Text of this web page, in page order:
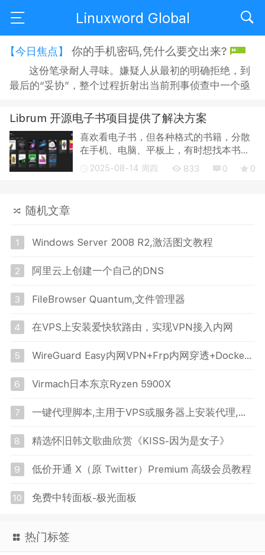
Linuxword Global
【今日焦点】 你的手机密码,凭什么要交出来?
这份笔录耐人寻味。嫌疑人从最初的明确拒绝，到
最后的“妥协”，整个过程折射出当前刑事侦查中一个亟
拒绝？拒绝之后，侦查人员又能采取何种方式“说服”？
在“思想教育”的名义下，嫌疑人的沉默权与隐私权究竟
获得了多大程度的保障？ 智能手机早已不是单纯的通讯
工具，它承...
Librum 开源电子书项目提供了解决方案
喜欢看电子书，但各种格式的书籍，分散
在手机、电脑、平板上，有时想找本书或
继续阅读，挺麻烦的。 这时候，发现
2025-08-14 周四 833 0 0
随机文章
1 Windows Server 2008 R2,激活图文教程
2 阿里云上创建一个自己的DNS
3 FileBrowser Quantum,文件管理器
4 在VPS上安装爱快软路由，实现VPN接入内网
5 WireGuard Easy内网VPN+Frp内网穿透+Docker搭建（完美教程）
6 Virmach日本东京Ryzen 5900X
7 一键代理脚本,主用于VPS或服务器上安装代理,美国使用 Reality 或 Hysteria2
8 精选怀旧韩文歌曲欣赏《KISS-因为是女子》
9 低价开通 X（原 Twitter）Premium 高级会员教程
10 免费中转面板-极光面板
热门标签